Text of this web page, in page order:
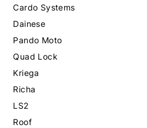
Cardo Systems
Dainese
Pando Moto
Quad Lock
Kriega
Richa
LS2
Roof